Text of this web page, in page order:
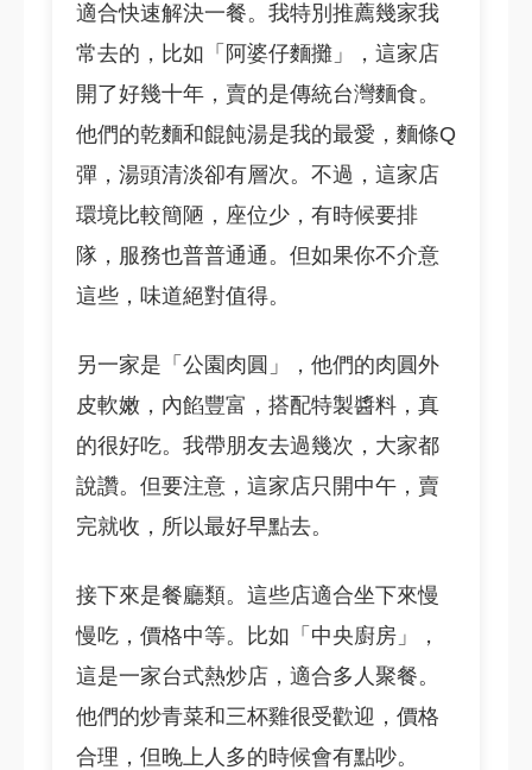
適合快速解決一餐。我特別推薦幾家我
常去的，比如「阿婆仔麵攤」，這家店
開了好幾十年，賣的是傳統台灣麵食。
他們的乾麵和餛飩湯是我的最愛，麵條Q
彈，湯頭清淡卻有層次。不過，這家店
環境比較簡陋，座位少，有時候要排
隊，服務也普普通通。但如果你不介意
這些，味道絕對值得。
另一家是「公園肉圓」，他們的肉圓外
皮軟嫩，內餡豐富，搭配特製醬料，真
的很好吃。我帶朋友去過幾次，大家都
說讚。但要注意，這家店只開中午，賣
完就收，所以最好早點去。
接下來是餐廳類。這些店適合坐下來慢
慢吃，價格中等。比如「中央廚房」，
這是一家台式熱炒店，適合多人聚餐。
他們的炒青菜和三杯雞很受歡迎，價格
合理，但晚上人多的時候會有點吵。